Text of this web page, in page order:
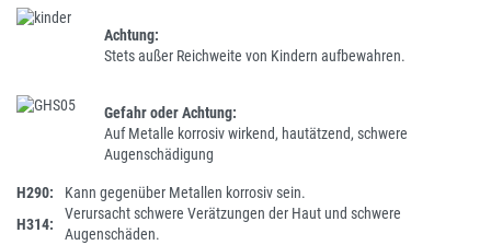
Achtung:
Stets außer Reichweite von Kindern aufbewahren.
Gefahr oder Achtung:
Auf Metalle korrosiv wirkend, hautätzend, schwere
Augenschädigung
H290:
Kann gegenüber Metallen korrosiv sein.
H314:
Verursacht schwere Verätzungen der Haut und schwere
Augenschäden.